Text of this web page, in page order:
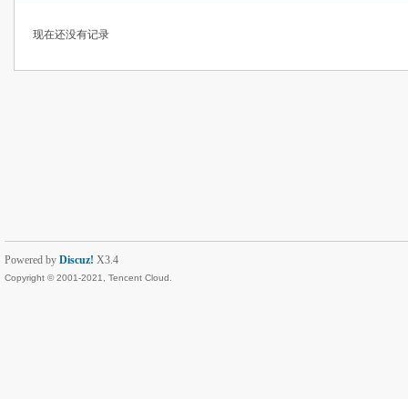
现在还没有记录
Powered by Discuz! X3.4
Copyright © 2001-2021, Tencent Cloud.